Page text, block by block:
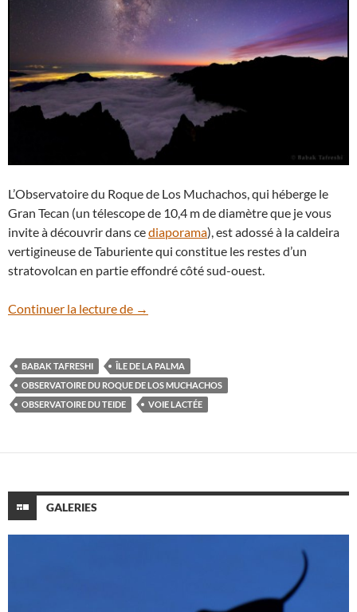
L’Observatoire du Roque de Los Muchachos, qui héberge le
Gran Tecan (un télescope de 10,4 m de diamètre que je vous
invite à découvrir dans cediaporama), est adossé à la caldeira
vertigineuse de Taburiente qui constitue les restes d’un
stratovolcan en partie effondré côté sud-ouest.
Continuer la lecture de Voie lactée au-dessus des nuages depuis
→
BABAK TAFRESHI
ÎLE DE LA PALMA
OBSERVATOIRE DU ROQUE DE LOS MUCHACHOS
OBSERVATOIRE DU TEIDE
VOIE LACTÉE
GALERIES